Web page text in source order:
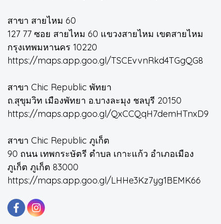
สาขา สายไหม 60
127 77 ซอย สายไหม 60 แขวงสายไหม เขตสายไหม
กรุงเทพมหานคร 10220
https://maps.app.goo.gl/TSCEvvnRkd4TGgQG8
สาขา Chic Republic พัทยา
ถ.สุขุมวิท เมืองพัทยา อ.บางละมุง ชลบุรี 20150
https://maps.app.goo.gl/QxCCQqH7demHTnxD9
สาขา Chic Republic ภูเก็ต
90 ถนน เทพกระษัตรี ตำบล เกาะแก้ว อำเภอเมือง
ภูเก็ต ภูเก็ต 83000
https://maps.app.goo.gl/LHHe3Kz7yg1BEMK66